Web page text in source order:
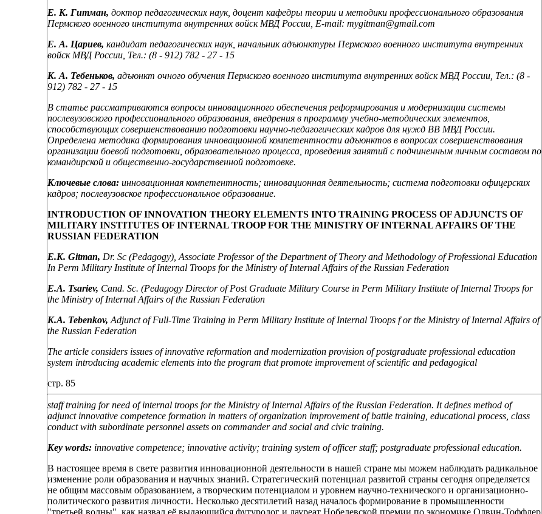
Е. К. Гитман, доктор педагогических наук, доцент кафедры теории и методики профессионального образования
Пермского военного института внутренних войск МВД России, E-mail: mygitman@gmail.com
Е. А. Цариев, кандидат педагогических наук, начальник адъюнктуры Пермского военного института внутренних
войск МВД России, Тел.: (8 - 912) 782 - 27 - 15
К. А. Тебеньков, адъюнкт очного обучения Пермского военного института внутренних войск МВД России, Тел.: (8 -
912) 782 - 27 - 15
В статье рассматриваются вопросы инновационного обеспечения реформирования и модернизации системы
послевузовского профессионального образования, внедрения в программу учебно-методических элементов,
способствующих совершенствованию подготовки научно-педагогических кадров для нужд ВВ МВД России.
Определена методика формирования инновационной компетентности адъюнктов в вопросах совершенствования
организации боевой подготовки, образовательного процесса, проведения занятий с подчиненным личным составом по
командирской и общественно-государственной подготовке.
Ключевые слова: инновационная компетентность; инновационная деятельность; система подготовки офицерских
кадров; послевузовское профессиональное образование.
INTRODUCTION OF INNOVATION THEORY ELEMENTS INTO TRAINING PROCESS OF ADJUNCTS OF
MILITARY INSTITUTES OF INTERNAL TROOP FOR THE MINISTRY OF INTERNAL AFFAIRS OF THE
RUSSIAN FEDERATION
E.K. Gitman, Dr. Sc (Pedagogy), Associate Professor of the Department of Theory and Methodology of Professional Education
In Perm Military Institute of Internal Troops for the Ministry of Internal Affairs of the Russian Federation
E.A. Tsariev, Cand. Sc. (Pedagogy Director of Post Graduate Military Course in Perm Military Institute of Internal Troops for
the Ministry of Internal Affairs of the Russian Federation
K.A. Tebenkov, Adjunct of Full-Time Training in Perm Military Institute of Internal Troops f or the Ministry of Internal Affairs of
the Russian Federation
The article considers issues of innovative reformation and modernization provision of postgraduate professional education
system introducing academic elements into the program that promote improvement of scientific and pedagogical
стр. 85
staff training for need of internal troops for the Ministry of Internal Affairs of the Russian Federation. It defines method of
adjunct innovative competence formation in matters of organization improvement of battle training, educational process, class
conduct with subordinate personnel assets on commander and social and civic training.
Key words: innovative competence; innovative activity; training system of officer staff; postgraduate professional education.
В настоящее время в свете развития инновационной деятельности в нашей стране мы можем наблюдать радикальное
изменение роли образования и научных знаний. Стратегический потенциал развитой страны сегодня определяется
не общим массовым образованием, а творческим потенциалом и уровнем научно-технического и организационно-
политического развития личности. Несколько десятилетий назад началось формирование в промышленности